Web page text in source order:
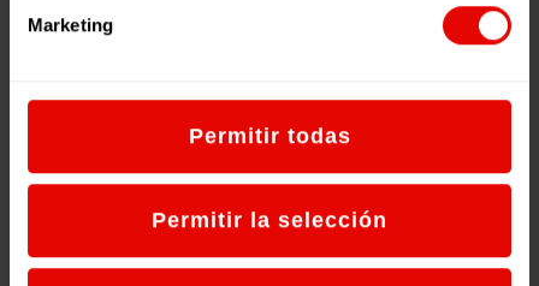
Marketing
Permitir todas
Permitir la selección
Podcast ‘Empatía
Podcasts sobre Ciudadanía Global